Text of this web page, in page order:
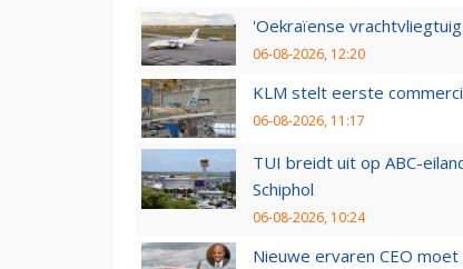
'Oekraïense
06-08-2026, 12:20
KLM stelt eerste
06-08-2026, 11:17
TUI breidt uit op ABC-
Schiphol
06-08-2026, 10:24
Nieuwe ervaren CEO